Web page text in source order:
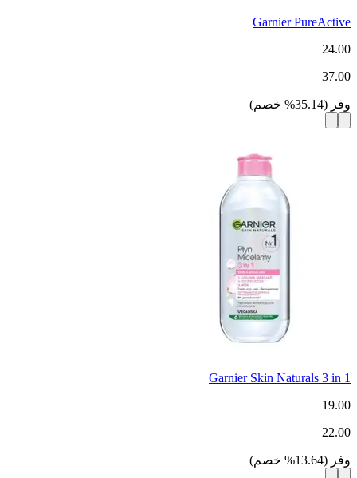
Garnier PureActive
24.00
37.00
وفر (
35.14
% خصم)
Garnier Skin Naturals 3 in 1
19.00
22.00
وفر (
13.64
% خصم)